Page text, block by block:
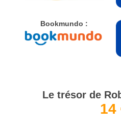
Bookmundo :
Le trésor de
14